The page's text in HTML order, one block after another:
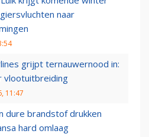
naar
grijpt ternauwernood in:
vlootuitbreiding
11:47
dure brandstof drukken
hard omlaag